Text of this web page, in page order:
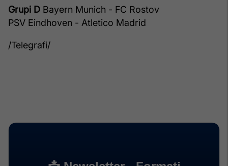
Grupi D Bayern Munich - FC Rostov
PSV Eindhoven - Atletico Madrid
/Telegrafi/